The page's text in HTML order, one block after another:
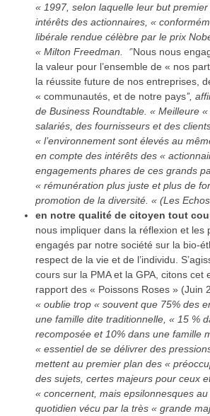
« 1997, selon laquelle leur but
intérêts des actionnaires, «
libérale rendue célèbre par le prix
« Milton Freedman. ‘’Nous nous
la valeur pour l’ensemble de « nos
la réussite future de nos entreprises,
« communautés, et de notre pays’’,
de Business Roundtable. « Meilleure
salariés, des fournisseurs et des
« l’environnement sont élevés au
en compte des intérêts des «
engagements phares de ces grands
« rémunération plus juste et plus de
promotion de la diversité. « (Les
en notre qualité de citoyen tout
nous impliquer dans la réflexion et les
engagés par notre société sur la bio-
respect de la vie et de l’individu.
cours sur la PMA et la GPA, citons cet
rapport des « Poissons Roses » (Juin
« oublie trop « souvent que 75% des
une famille dite traditionnelle, « 15 %
recomposée et 10% dans une famille
« essentiel de se délivrer des
mettent au premier plan des «
des sujets, certes majeurs pour ceux
« concernent, mais epsilonnesques
quotidien vécu par la très « grande